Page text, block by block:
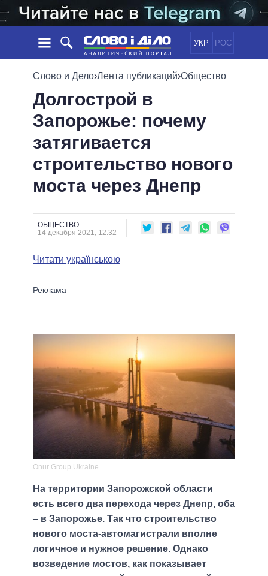
УКР РОС
НОВОСТИ
ЛЕНТА
СОБЫТИЯ
СТАТЬИ
ОБЗОРЫ
ДАЙДЖЕСТЫ
ПОЛИТИКА
ЭКОНОМИКА
ОБЩЕСТВО
ОБЕЩАНИЯ
ПОЛИТИКИ
ПРЕЗИДЕНТ И ОФИС
ВЕРХОВНАЯ РАДА
ГЛАВЫ ОБЛАДМИНИСТРАЦИЙ
МЭРЫ
ВСЕ ПЕРСОНЫ
ВИДЕО
СРАВНЕНИЕ ПОЛИТИКОВ
Слово и Дело›Лента публикаций›Общество
Долгострой в
Запорожье: почему
затягивается
строительство нового
моста через Днепр
ОБЩЕСТВО
14 декабря 2021, 12:32
Читати українською
Onur Group Ukraine
На территории Запорожской области
есть всего два перехода через Днепр, оба
‒ в Запорожье. Так что строительство
нового моста-автомагистрали вполне
логичное и нужное решение. Однако
возведение мостов, как показывает